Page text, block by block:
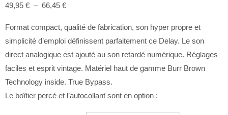
49,95 € – 66,45 €Plage
prix :
49,95 €
à
66,45 €
Format compact, qualité de fabrication, son hyper propre et
simplicité d’emploi définissent parfaitement ce Delay. Le son
direct analogique est ajouté au son retardé numérique. Réglages
faciles et esprit vintage. Matériel haut de gamme Burr Brown
Technology inside. True Bypass.
Le boîtier percé et l’autocollant sont en option :